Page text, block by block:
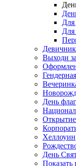
Для
Для
Девичник
Выходи
День
Открытие
Хеллоуин
День
Показать